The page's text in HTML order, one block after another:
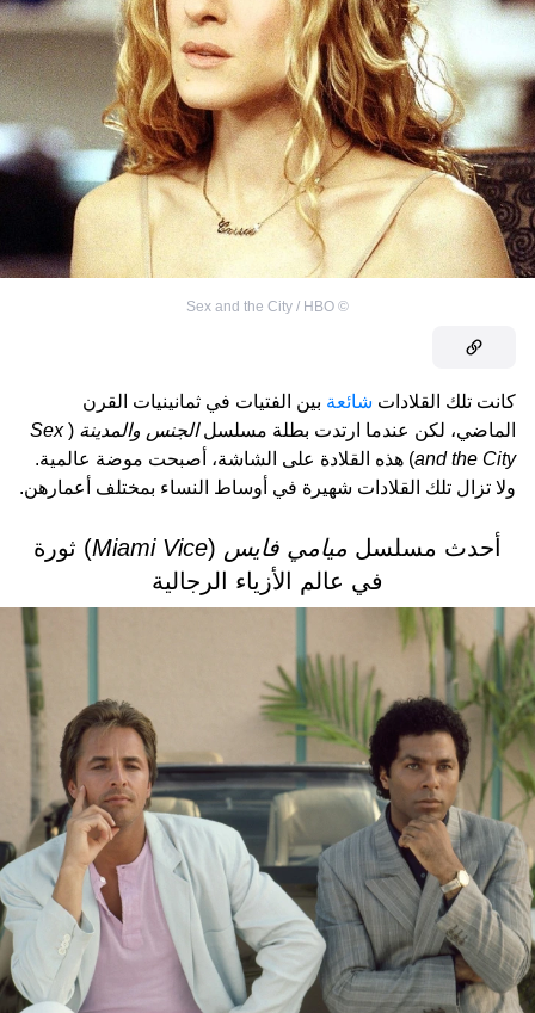
©
Sex and the City / HBO
كانت تلك القلادات شائعة بين الفتيات في ثمانينيات القرن
الماضي، لكن عندما ارتدت بطلة مسلسلالجنس والمدينة (
Sex
and the City) هذه القلادة على الشاشة، أصبحت موضة عالمية.
ولا تزال تلك القلادات شهيرة في أوساط النساء بمختلف أعمارهن.
أحدث مسلسل ميامي فايس (
Miami Vice) ثورة
في عالم الأزياء الرجالية